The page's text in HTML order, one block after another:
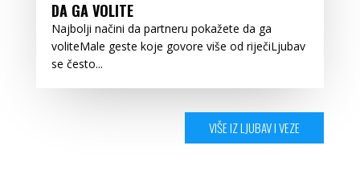
DA GA VOLITE
Najbolji načini da partneru pokažete da ga
voliteMale geste koje govore više od riječiLjubav
se često...
VIŠE IZ LJUBAV I VEZE